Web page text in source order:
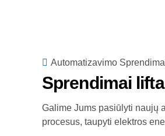
Automatizavimo
Sprendimai
Galime Jums pasiūlyti naujų
procesus, taupyti elektros